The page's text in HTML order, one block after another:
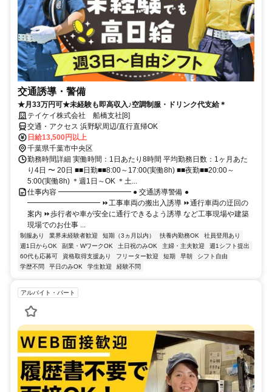
交通誘導・警備
★月33万円可★未経験も即高収入♪空調制服・ドリンク代支給＊
テイケイ株式会社 船橋支社[8]
交通・アクセス 浜野駅周辺/直行直帰OK
日給13,500円以上
千葉県千葉市中央区
勤務時間詳細 実働時間：1日あたり8時間 平均勤務日数：1ヶ月あた
り4日 〜 20日 ■■日勤■■8:00～17:00(実働8h) ■■夜勤■■20:00～
5:00(実働8h) ＊週1日～OK ＊土...
仕事内容 ━━━━━━━━━━ ● 交通誘導警備 ●
━━━━━━━━━━ ⏩工事車両の搬出入誘導 ⏩通行車両の迂回の
案内 ⏩歩行者や車が安全に通行できるよう誘導 など工事現場や建築
現場でのお仕事 ...
制服あり 業界未経験者歓迎 短期（3ヵ月以内） 扶養内勤務OK
社員登用あり
週1日からOK
副業・WワークOK 土日祝のみOK 主婦・主夫歓迎
週1シフト提出
60代も応募可
資格取得支援あり フリーター歓迎 短期 早朝
シフト自由
学歴不問
平日のみOK 学生歓迎 経験不問
アルバイト・パート